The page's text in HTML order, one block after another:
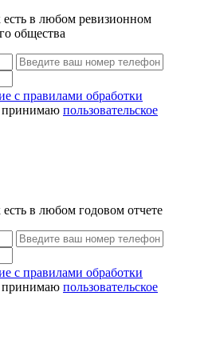
в любом ревизионном
общества
с правилами обработки
принимаю пользовательское
в любом годовом отчете
с правилами обработки
принимаю пользовательское